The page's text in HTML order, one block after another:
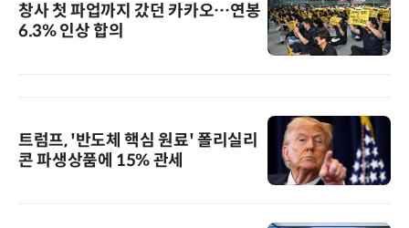
창사 첫 파업까지 갔던 카카오…연봉
6.3% 인상 합의
트럼프, '반도체 핵심 원료' 폴리실리
콘 파생상품에 15% 관세